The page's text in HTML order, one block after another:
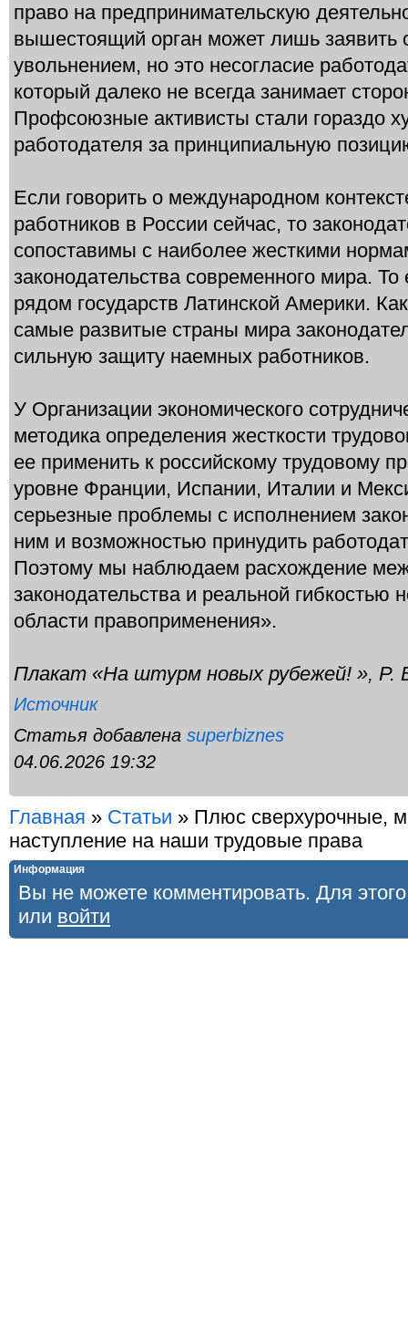
право на предпринимательскую
вышестоящий орган может лишь заявить
увольнением, но это несогласие
который далеко не всегда занимает
Профсоюзные активисты стали гораздо
работодателя за принципиальную
Если говорить о международном
работников в России сейчас, то
сопоставимы с наиболее жесткими
законодательства современного мира.
рядом государств Латинской Америки.
самые развитые страны мира
сильную защиту наемных работников.
У Организации экономического
методика определения жесткости
ее применить к российскому трудовому
уровне Франции, Испании, Италии и
серьезные проблемы с исполнением
ним и возможностью принудить
Поэтому мы наблюдаем расхождение
законодательства и реальной гибкостью
области правоприменения».
Плакат «На штурм новых рубежей! », Р.
Источник
Статья добавлена superbiznes
04.06.2026 19:32
Главная » Статьи » Плюс сверхурочные,
наступление на наши трудовые права
Информация
Вы не можете комментировать. Для
или войти